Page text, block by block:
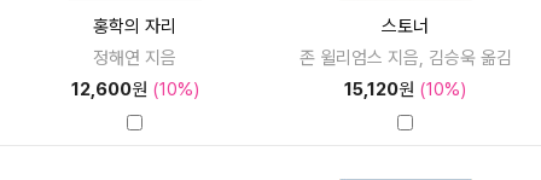
홍학의 자리
정해연 지음
12,600원 (10%)
스토너
존 윌리엄스 지음, 김승욱 옮김
15,120원 (10%)